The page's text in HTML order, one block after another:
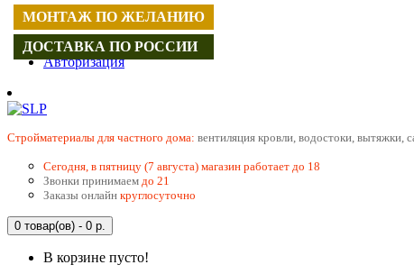
Регистрация
Авторизация
Cтройматериалы для частного дома: вентиляция кровли, водостоки, вытяжки,
Сегодня, в пятницу (7 августа) магазин работает до 18
Звонки принимаем до 21
Заказы онлайн круглосуточно
0 товар(ов) - 0 р.
В корзине пусто!
МОНТАЖ ПО ЖЕЛАНИЮ
ДОСТАВКА ПО РОССИИ